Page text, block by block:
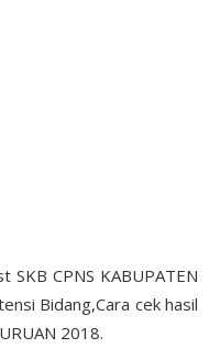
CPNS KABUPATEN
Bidang,Cara cek hasil
2018.